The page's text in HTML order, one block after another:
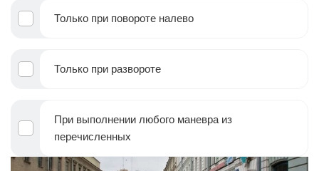
Только при повороте налево
Только при развороте
При выполнении любого маневра из
перечисленных